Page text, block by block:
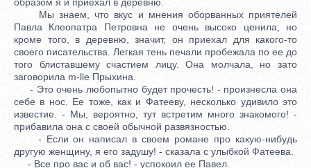
Мы знаем, что вкус и мнения оборванных приятелей
Павла Клеопатра Петровна не очень высоко ценила; но
кроме того, в деревню, значит, он приехал для какого-то
своего писательства. Легкая тень печали пробежала по ее до
того блиставшему счастием лицу. Она молчала, но зато
заговорила m-lle Прыхина.
- Это очень любопытно будет прочесть! - произнесла она
себе в нос. Ее тоже, как и Фатееву, несколько удивило это
известие. - Мы, вероятно, тут встретим много знакомого! -
прибавила она с своей обычной развязностью.
- Если он написал в своем романе про какую-нибудь
другую женщину, я его задушу! - сказала с улыбкой Фатеева.
- Все про вас и об вас! - успокоил ее Павел.